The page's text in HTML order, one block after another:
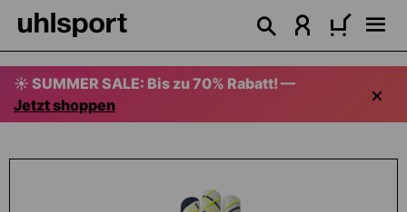
springen
☀️ SUMMER SALE: Bis zu 70% Rabatt! —
Jetzt shoppen